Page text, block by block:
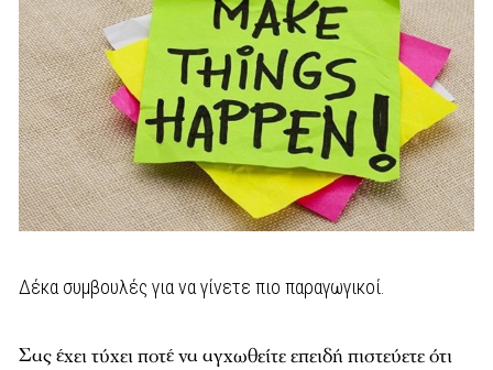
Δέκα συμβουλές για να γίνετε πιο παραγωγικοί.
Σας έχει τύχει ποτέ να αγχωθείτε επειδή πιστεύετε ότι